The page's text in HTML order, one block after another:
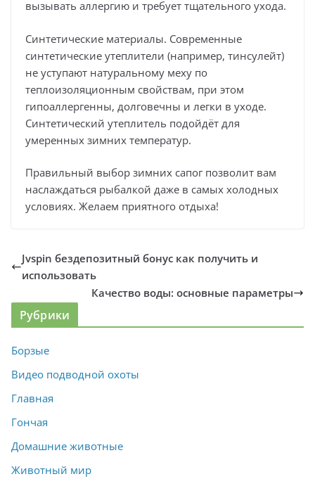
вызывать аллергию и требует тщательного ухода.
Синтетические материалы. Современные
синтетические утеплители (например, тинсулейт)
не уступают натуральному меху по
теплоизоляционным свойствам, при этом
гипоаллергенны, долговечны и легки в уходе.
Синтетический утеплитель подойдёт для
умеренных зимних температур.
Правильный выбор зимних сапог позволит вам
наслаждаться рыбалкой даже в самых холодных
условиях. Желаем приятного отдыха!
Jvspin бездепозитный бонус как получить и
использовать
Качество воды: основные параметры
Рубрики
Борзые
Видео подводной охоты
Главная
Гончая
Домашние животные
Животный мир